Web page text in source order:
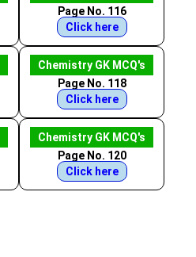
Page No. 116
Click here
Chemistry GK MCQ's
Page No. 118
Click here
Chemistry GK MCQ's
Page No. 120
Click here